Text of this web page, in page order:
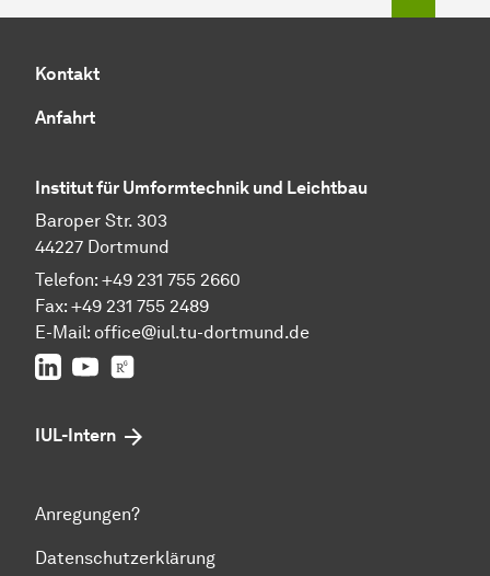
Kontakt
Anfahrt
Institut für Umformtechnik und Leichtbau
Baroper Str. 303
44227 Dortmund
Telefon: +49 231 755 2660
Fax: +49 231 755 2489
E-Mail: office@iul.tu-dortmund.de
LinkedIn
Youtube
IUL-Intern
Anregungen?
Datenschutzerklärung